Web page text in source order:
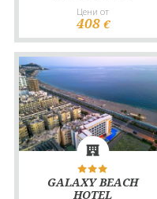
Цени от
408 €
GALAXY BEACH
HOTEL